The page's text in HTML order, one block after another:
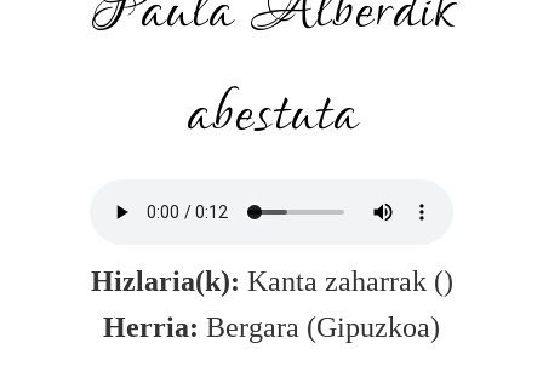
abestuta
Hizlaria(k): Kanta zaharrak ()
Herria: Bergara (Gipuzkoa)